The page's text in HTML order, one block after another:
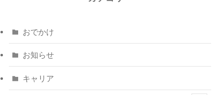
おでかけ
お知らせ
キャリア